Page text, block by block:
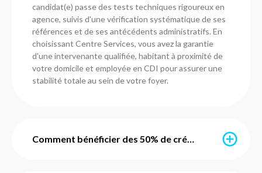
candidat(e) passe des tests techniques rigoureux en
agence, suivis d'une vérification systématique de ses
références et de ses antécédents administratifs. En
choisissant Centre Services, vous avez la garantie
d'une intervenante qualifiée, habitant à proximité de
votre domicile et employée en CDI pour assurer une
stabilité totale au sein de votre foyer.
Comment bénéficier des 50% de crédit d'impôt immédiat ?